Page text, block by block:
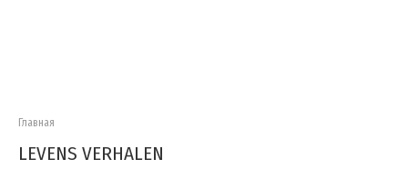
Главная
LEVENS VERHALEN